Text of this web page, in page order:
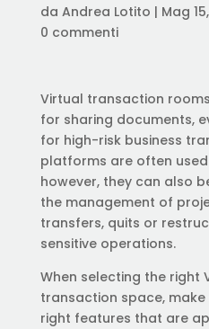
da Andrea Lotito | Mag
0 commenti
Virtual transaction
for sharing documents,
for high-risk business
platforms are often
however, they can also
the management of
transfers, quits or
sensitive operations.
When selecting the right
transaction space,
right features that are